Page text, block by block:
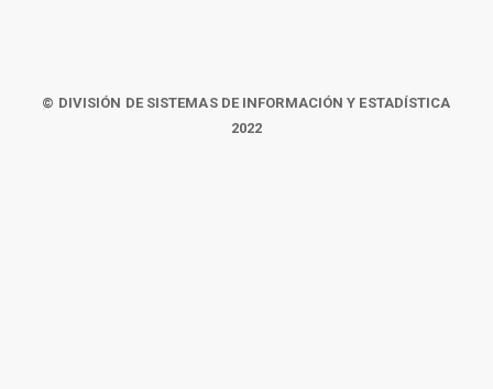
© DIVISIÓN DE SISTEMAS DE INFORMACIÓN Y ESTADÍSTICA
2022